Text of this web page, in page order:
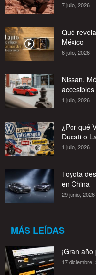
7 julio, 2026
Qué
México
6 julio, 2026
Nissan,
accesibles
1 julio, 2026
¿Por qué
Ducati o
1 julio, 2026
Toyota
en China
29 junio, 2026
MÁS LEÍDAS
¡Gran
17 diciembre,